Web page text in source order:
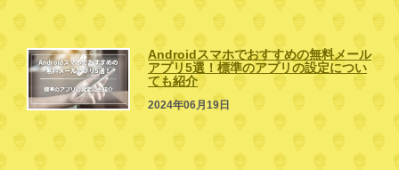
Androidスマホでおすすめの無料メール
アプリ5選！標準のアプリの設定につい
ても紹介
2024年06月19日